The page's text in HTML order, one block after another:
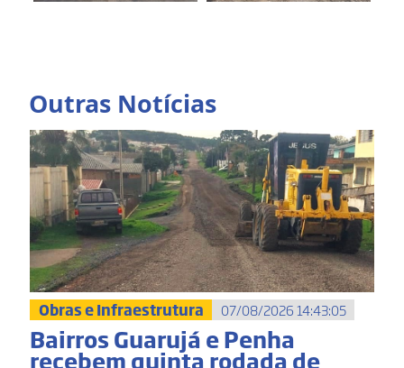
Outras Notícias
Obras e Infraestrutura 07/08/2026 14:43:05
Bairros Guarujá e Penha
recebem quinta rodada de